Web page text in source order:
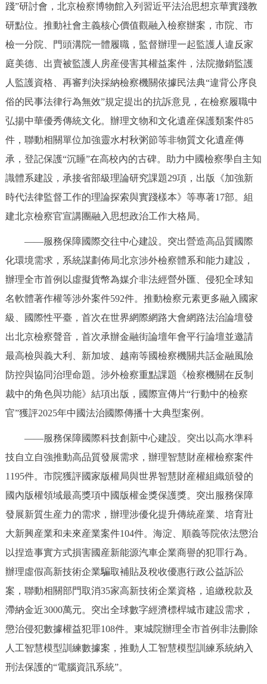
踐”研討會，北京檢察博物館入列習近平法治思想京華實踐教
研點位。推動社會主義核心價值觀融入檢察辦案，市院、市
檢一分院、門頭溝院一體履職，監督辦理一起監護人違反家
庭美德、出賣被監護人房産侵害其權益案件，法院撤銷監護
人監護資格、再審判決採納檢察機關依據民法典“違背公序良
俗的民事法律行為無效”規定提出的抗訴意見，在檢察履職中
弘揚中華優秀傳統文化。辦理文物和文化遺産保護類案件85
件，聯動相關單位加強靈水村秋粥節等非物質文化遺産傳
承，登記保護“沉睡”在高校內的古碑。助力中國檢察學自主知
識體系建設，承接省部級理論研究課題29項，出版《加強新
時代法律監督工作的理論探索與實踐樣本》等專著17部。組
建北京檢察官宣講團融入思想政治工作大格局。
——服務保障國際交往中心建設。突出營造高品質國際
化環境需求，系統謀劃佈局北京涉外檢察體系和能力建設，
辦理全市首例以虛擬貨幣為媒介非法經營外匯、侵犯全球知
名軟體著作權等涉外案件592件。推動檢察元素更多融入國家
級、國際性平臺，首次在世界網際網路大會網路法治論壇發
出北京檢察聲音，首次承辦金融街論壇年會平行論壇並邀請
最高檢與義大利、新加坡、越南等國檢察機關共話金融風險
防控與協同治理命題。涉外檢察重點課題《檢察機關在反制
裁中的角色與功能》結項出版，國際宣傳片“行動中的檢察
官”獲評2025年中國法治國際傳播十大典型案例。
——服務保障國際科技創新中心建設。突出以高水準科
技自立自強推動高品質發展需求，辦理智慧財産權檢察案件
1195件。市院獲評國家版權局與世界智慧財産權組織頒發的
國內版權領域最高獎項中國版權金獎保護獎。突出服務保障
發展新質生産力的需求，辦理涉優化提升傳統産業、培育壯
大新興産業和未來産業案件104件。海淀、順義等院依法懲治
以捏造事實方式損害國産新能源汽車企業商譽的犯罪行為。
辦理虛假高新技術企業騙取補貼及稅收優惠行政公益訴訟
案，聯動相關部門取消35家高新技術企業資格，追繳稅款及
滯納金近3000萬元。突出全球數字經濟標桿城市建設需求，
懲治侵犯數據權益犯罪108件。東城院辦理全市首例非法刪除
人工智慧模型訓練數據案，推動人工智慧模型訓練系統納入
刑法保護的“電腦資訊系統”。